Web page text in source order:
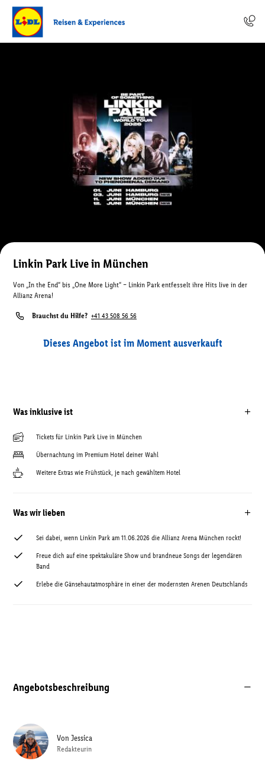
Linkin Park Live in München
Von „In the End“ bis „One More Light“ – Linkin Park entfesselt ihre Hits live in der
Allianz Arena!
Brauchst du Hilfe? +41 43 508 56 56
Dieses Angebot ist im Moment ausverkauft
Was inklusive ist
Tickets für Linkin Park Live in München
Übernachtung im Premium Hotel deiner Wahl
Weitere Extras wie Frühstück, je nach gewähltem Hotel
Was wir lieben
Sei dabei, wenn Linkin Park am 11.06.2026 die Allianz Arena München rockt!
Freue dich auf eine spektakuläre Show und brandneue Songs der legendären
Band
Erlebe die Gänsehautatmosphäre in einer der modernsten Arenen Deutschlands
Angebotsbeschreibung
Von Jessica
Redakteurin